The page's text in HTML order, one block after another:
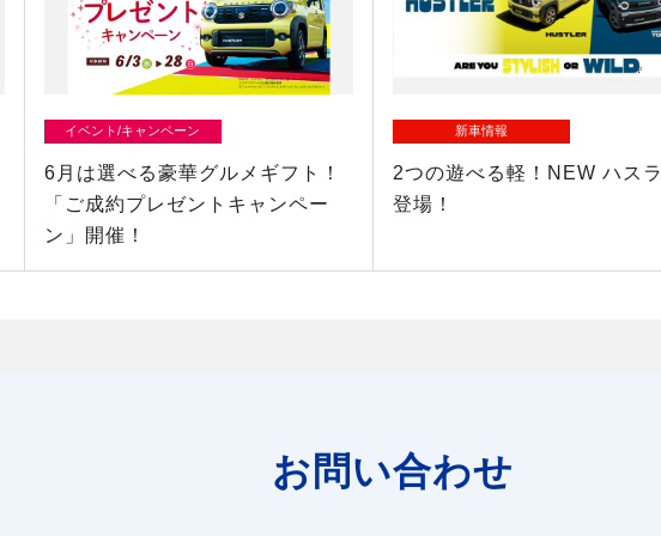
イベント/キャンペーン
6月は選べる豪華グルメギフト！
「ご成約プレゼントキャンペー
ン」開催！
新車情報
2つの遊べる軽！NEW ハス
登場！
お問い合わせ